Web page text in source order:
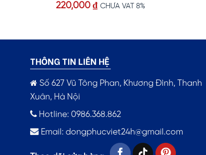
Được xếp
220,000 ₫ CHƯA VAT 8%
THÔNG TIN LIÊN HỆ
Số 627 Vũ Tông Phan, Khương Đình, Thanh
Xuân, Hà Nội
Hotline: 0986.368.862
Email: dongphucviet24h@gmail.com